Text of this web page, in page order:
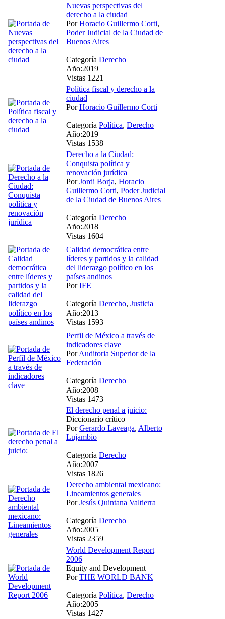
Nuevas perspectivas del
derecho a la ciudad
PorHoracio Guillermo Corti,
Poder Judicial de la Ciudad de
Buenos Aires
Categoría Derecho
Año:2019
Vistas 1221
Política fiscal y derecho a la
ciudad
PorHoracio Guillermo Corti
Categoría Política, Derecho
Año:2019
Vistas 1538
Derecho a la Ciudad:
Conquista política y
renovación jurídica
PorJordi Borja, Horacio
Guillermo Corti, Poder Judicial
de la Ciudad de Buenos Aires
Categoría Derecho
Año:2018
Vistas 1604
Calidad democrática entre
líderes y partidos y la calidad
del liderazgo político en los
países andinos
PorIFE
Categoría Derecho, Justicia
Año:2013
Vistas 1593
Perfil de México a través de
indicadores clave
PorAuditoria Superior de la
Federación
Categoría Derecho
Año:2008
Vistas 1473
El derecho penal a juicio:
Diccionario crítico
PorGerardo Laveaga, Alberto
Lujambio
Categoría Derecho
Año:2007
Vistas 1826
Derecho ambiental mexicano:
Lineamientos generales
PorJesús Quintana Valtierra
Categoría Derecho
Año:2005
Vistas 2359
World Development Report
2006
Equity and Development
PorTHE WORLD BANK
Categoría Política, Derecho
Año:2005
Vistas 1427